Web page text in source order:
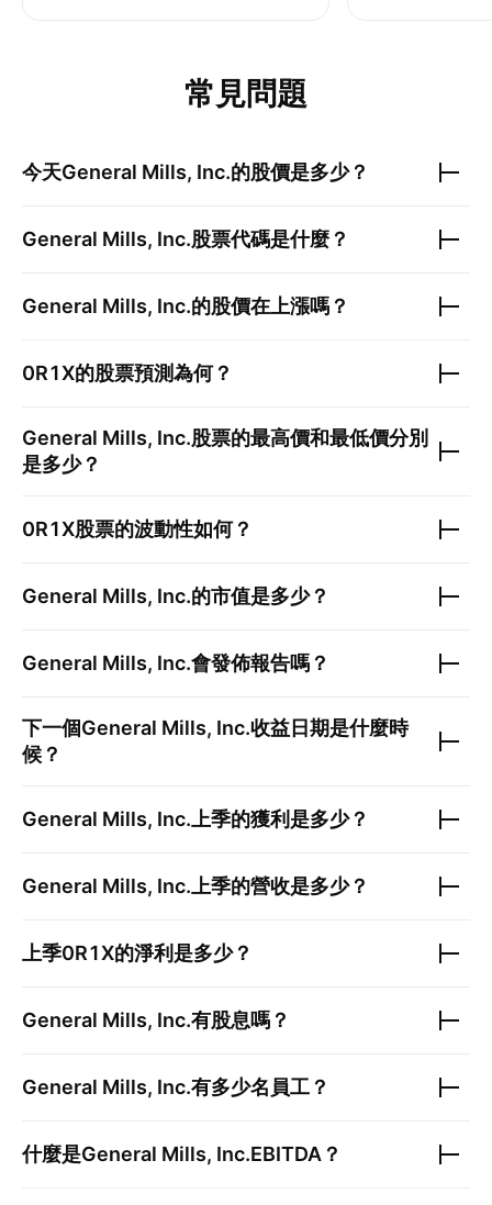
常見問題
今天General Mills, Inc.的股價是多少？
General Mills, Inc.股票代碼是什麼？
General Mills, Inc.的股價在上漲嗎？
0R1X的股票預測為何？
General Mills, Inc.股票的最高價和最低價分別
是多少？
0R1X股票的波動性如何？
General Mills, Inc.的市值是多少？
General Mills, Inc.會發佈報告嗎？
下一個General Mills, Inc.收益日期是什麼時
候？
General Mills, Inc. 上季的獲利是多少？
General Mills, Inc. 上季的營收是多少？
上季0R1X的淨利是多少？
General Mills, Inc.有股息嗎？
General Mills, Inc.有多少名員工？
什麼是General Mills, Inc.EBITDA？